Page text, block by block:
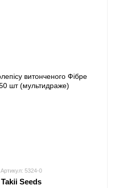
Артикул: 5324-0
Takii Seeds